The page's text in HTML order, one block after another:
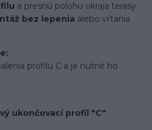
a presnú polohu okraja terasy
bez lepenia alebo vŕtania
profilu C a je nutné ho
ukončovací profil "C"